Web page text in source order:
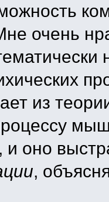
очень
из
и оно
,